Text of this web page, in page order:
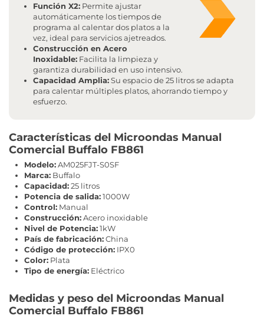
Función X2: Permite ajustar
automáticamente los tiempos de
programa al calentar dos platos a la
vez, ideal para servicios ajetreados.
Construcción en Acero
Inoxidable: Facilita la limpieza y
garantiza durabilidad en uso intensivo.
Capacidad Amplia:Su espacio de 25 litros se adapta
para calentar múltiples platos, ahorrando tiempo y
esfuerzo.
Características del Microondas Manual
Comercial Buffalo FB861
Modelo:AM025FJT-S0SF
Marca: Buffalo
Capacidad:25 litros
Potencia de salida:1000W
Control: Manual
Construcción:Acero inoxidable
Nivel de Potencia:1kW
País de fabricación:China
Código de protección: IPX0
Color: Plata
Tipo de energía: Eléctrico
Medidas y peso del Microondas Manual
Comercial Buffalo FB861